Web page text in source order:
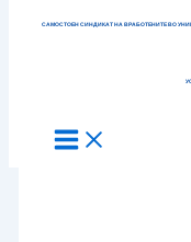
САМОСТОЕН СИНДИКАТ НА ВРАБОТЕНИТЕ ВО